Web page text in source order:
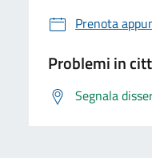
Prenota
Problemi in
Segnala